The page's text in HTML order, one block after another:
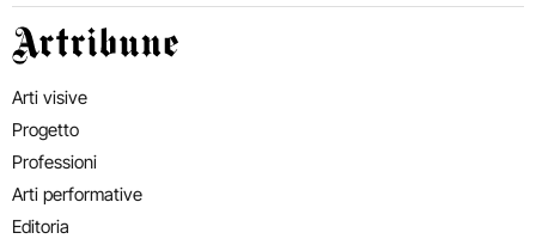
Artribune
Arti visive
Progetto
Professioni
Arti performative
Editoria